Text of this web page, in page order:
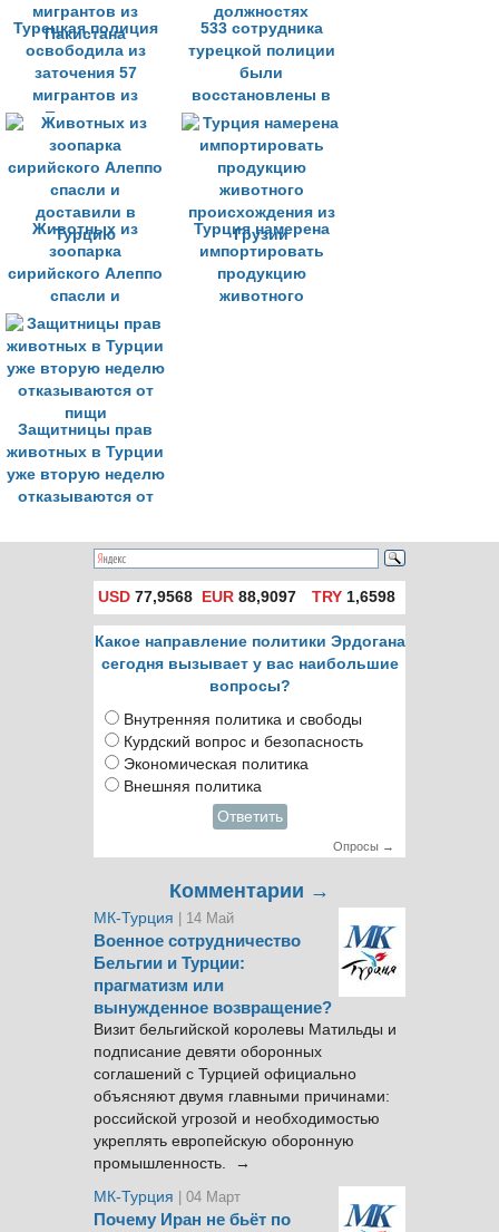
Турецкая полиция
освободила из
заточения 57
мигрантов из
Пакистана
533 сотрудника
турецкой полиции
были
восстановлены в
должностях
Животных из
зоопарка
сирийского Алеппо
спасли и
доставили в
Турцию
Турция намерена
импортировать
продукцию
животного
Защитницы прав
животных в Турции
уже вторую неделю
отказываются от
USD 77,9568 EUR 88,9097 TRY1,6598
Какое направление политики Эрдогана
сегодня вызывает у вас наибольшие
вопросы?
Внутренняя политика и свободы
Курдский вопрос и безопасность
Экономическая политика
Внешняя политика
Ответить
Опросы →
Комментарии →
МК-Турция | 14 Май
Военное сотрудничество
Бельгии и Турции:
прагматизм или
вынужденное возвращение?
Визит бельгийской королевы Матильды и
подписание девяти оборонных
соглашений с Турцией официально
объясняют двумя главными причинами:
российской угрозой и необходимостью
укреплять европейскую оборонную
промышленность. →
МК-Турция
| 04 Март
Почему Иран не бьёт по